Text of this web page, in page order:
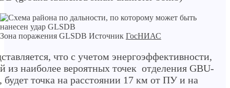
Зона поражения GLSDB Источник ГосНИАС
что с учетом энергоэффективности,
из наиболее вероятных точек отделения GBU-
будет точка на расстоянии 17 км от ПУ и на